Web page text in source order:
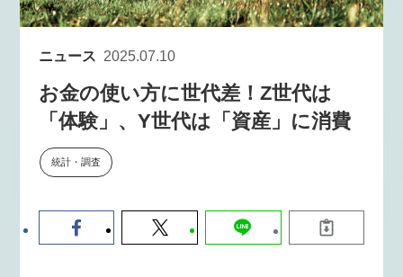
サイトマップ
お問い合わせ
個人情報保護法について
採用情報
ト時代、日本企業は何から始める
新潮流から学ぶ〜
セミナー
【8/12開催】「イノベーションを
～
2026-06-10
ニュース 2025.07.10
お金の使い方に世代差！Z世代は
「体験」、Y世代は「資産」に消費
統計・調査